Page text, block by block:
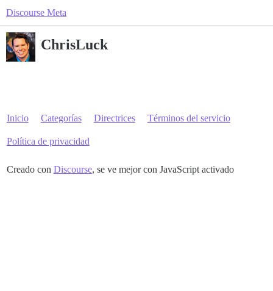
Discourse Meta
ChrisLuck
Inicio Categorías Directrices Términos del servicio
Política de privacidad
Creado con Discourse, se ve mejor con JavaScript activado